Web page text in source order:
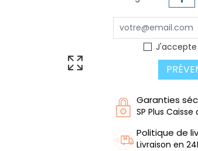
Garanties
SP Plus
Politique de
Livraison en